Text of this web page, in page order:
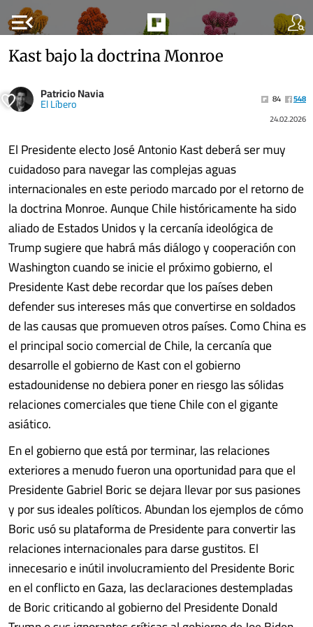
menu_open
Kast bajo la doctrina Monroe
Patricio Navia
El Líbero 84
548
24.02.2026
El Presidente electo José Antonio Kast deberá ser muy
cuidadoso para navegar las complejas aguas
internacionales en este periodo marcado por el retorno de
la doctrina Monroe. Aunque Chile históricamente ha sido
aliado de Estados Unidos y la cercanía ideológica de
Trump sugiere que habrá más diálogo y cooperación con
Washington cuando se inicie el próximo gobierno, el
Presidente Kast debe recordar que los países deben
defender sus intereses más que convertirse en soldados
de las causas que promueven otros países. Como China es
el principal socio comercial de Chile, la cercanía que
desarrolle el gobierno de Kast con el gobierno
estadounidense no debiera poner en riesgo las sólidas
relaciones comerciales que tiene Chile con el gigante
asiático.
En el gobierno que está por terminar, las relaciones
exteriores a menudo fueron una oportunidad para que el
Presidente Gabriel Boric se dejara llevar por sus pasiones
y por sus ideales políticos. Abundan los ejemplos de cómo
Boric usó su plataforma de Presidente para convertir las
relaciones internacionales para darse gustitos. El
innecesario e inútil involucramiento del Presidente Boric
en el conflicto en Gaza, las declaraciones destempladas
de Boric criticando al gobierno del Presidente Donald